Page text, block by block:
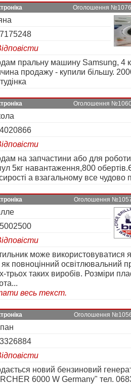
Оголошення
пральну машину Samsung, 4
продажу - купили більшу.
Оголошення
на запчастини або для
5кг навантаження,800
а взагальному все чудово
Оголошення
може використовуватися
повноцінний освітлювальний
трьох таких виробів. Розміри
весь текст.
Оголошення
новий бензиновий
6000 W Germany" тел.